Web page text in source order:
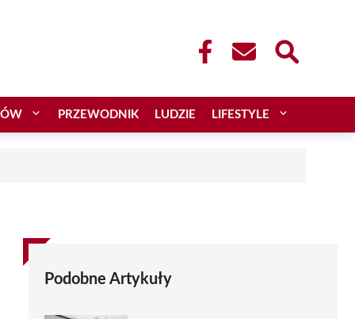
PRZEWODNIK LUDZIE LIFESTYLE
Podobne Artykuły